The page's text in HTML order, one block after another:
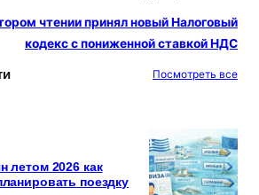
ьчтении принял новый Налоговый
кодекс с пониженной ставкой НДС
Посмотреть все
летом 2026 как
поездку